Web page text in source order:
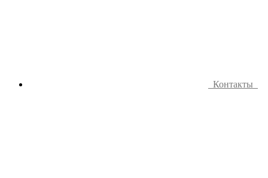
Контакты